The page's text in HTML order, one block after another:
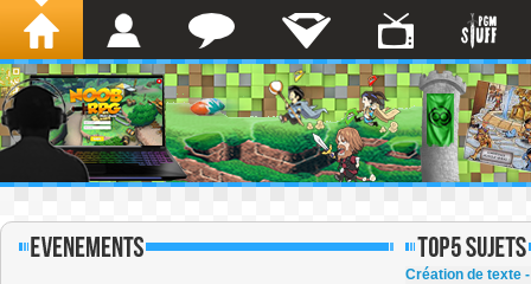
Création de texte